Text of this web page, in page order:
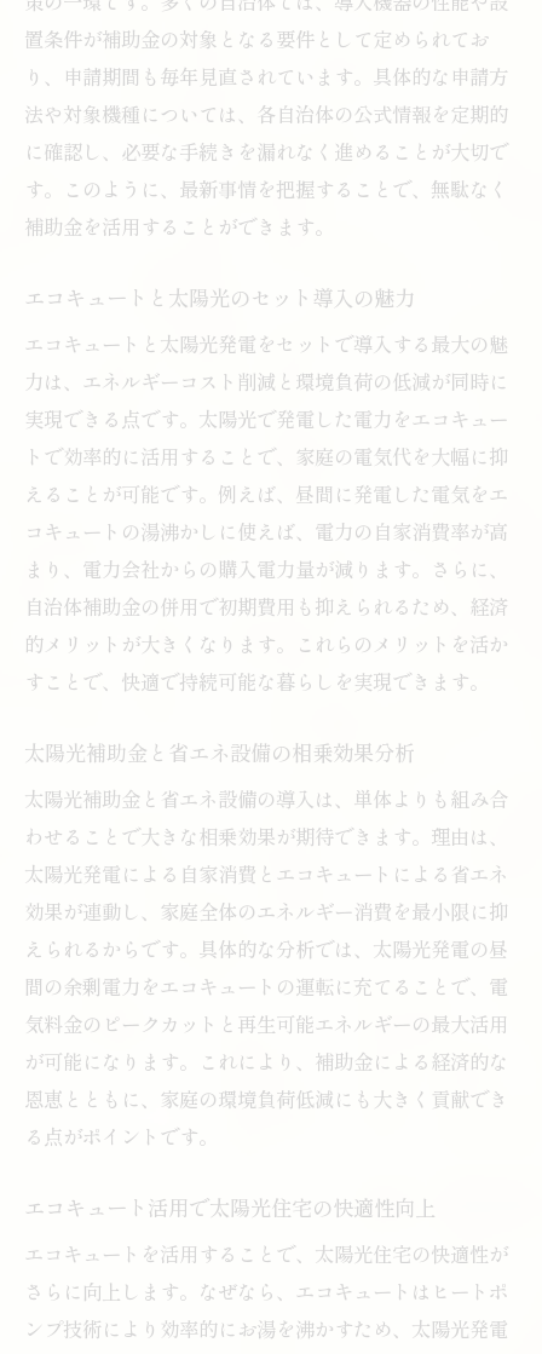
置条件が補助金の対象となる要件として定められてお
り、申請期間も毎年見直されています。具体的な申請方
法や対象機種については、各自治体の公式情報を定期的
に確認し、必要な手続きを漏れなく進めることが大切で
す。このように、最新事情を把握することで、無駄なく
補助金を活用することができます。
エコキュートと太陽光のセット導入の魅力
エコキュートと太陽光発電をセットで導入する最大の魅
力は、エネルギーコスト削減と環境負荷の低減が同時に
実現できる点です。太陽光で発電した電力をエコキュー
トで効率的に活用することで、家庭の電気代を大幅に抑
えることが可能です。例えば、昼間に発電した電気をエ
コキュートの湯沸かしに使えば、電力の自家消費率が高
まり、電力会社からの購入電力量が減ります。さらに、
自治体補助金の併用で初期費用も抑えられるため、経済
的メリットが大きくなります。これらのメリットを活か
すことで、快適で持続可能な暮らしを実現できます。
太陽光補助金と省エネ設備の相乗効果分析
太陽光補助金と省エネ設備の導入は、単体よりも組み合
わせることで大きな相乗効果が期待できます。理由は、
太陽光発電による自家消費とエコキュートによる省エネ
効果が連動し、家庭全体のエネルギー消費を最小限に抑
えられるからです。具体的な分析では、太陽光発電の昼
間の余剰電力をエコキュートの運転に充てることで、電
気料金のピークカットと再生可能エネルギーの最大活用
が可能になります。これにより、補助金による経済的な
恩恵とともに、家庭の環境負荷低減にも大きく貢献でき
る点がポイントです。
エコキュート活用で太陽光住宅の快適性向上
エコキュートを活用することで、太陽光住宅の快適性が
さらに向上します。なぜなら、エコキュートはヒートポ
ンプ技術により効率的にお湯を沸かすため、太陽光発電